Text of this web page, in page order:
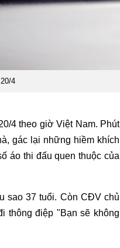
4
4 theo giờ Việt Nam. Phút
gác lại những hiềm khích
áo thi đấu quen thuộc của
sao 37 tuổi. Còn CĐV chủ
thông điệp "Bạn sẽ không